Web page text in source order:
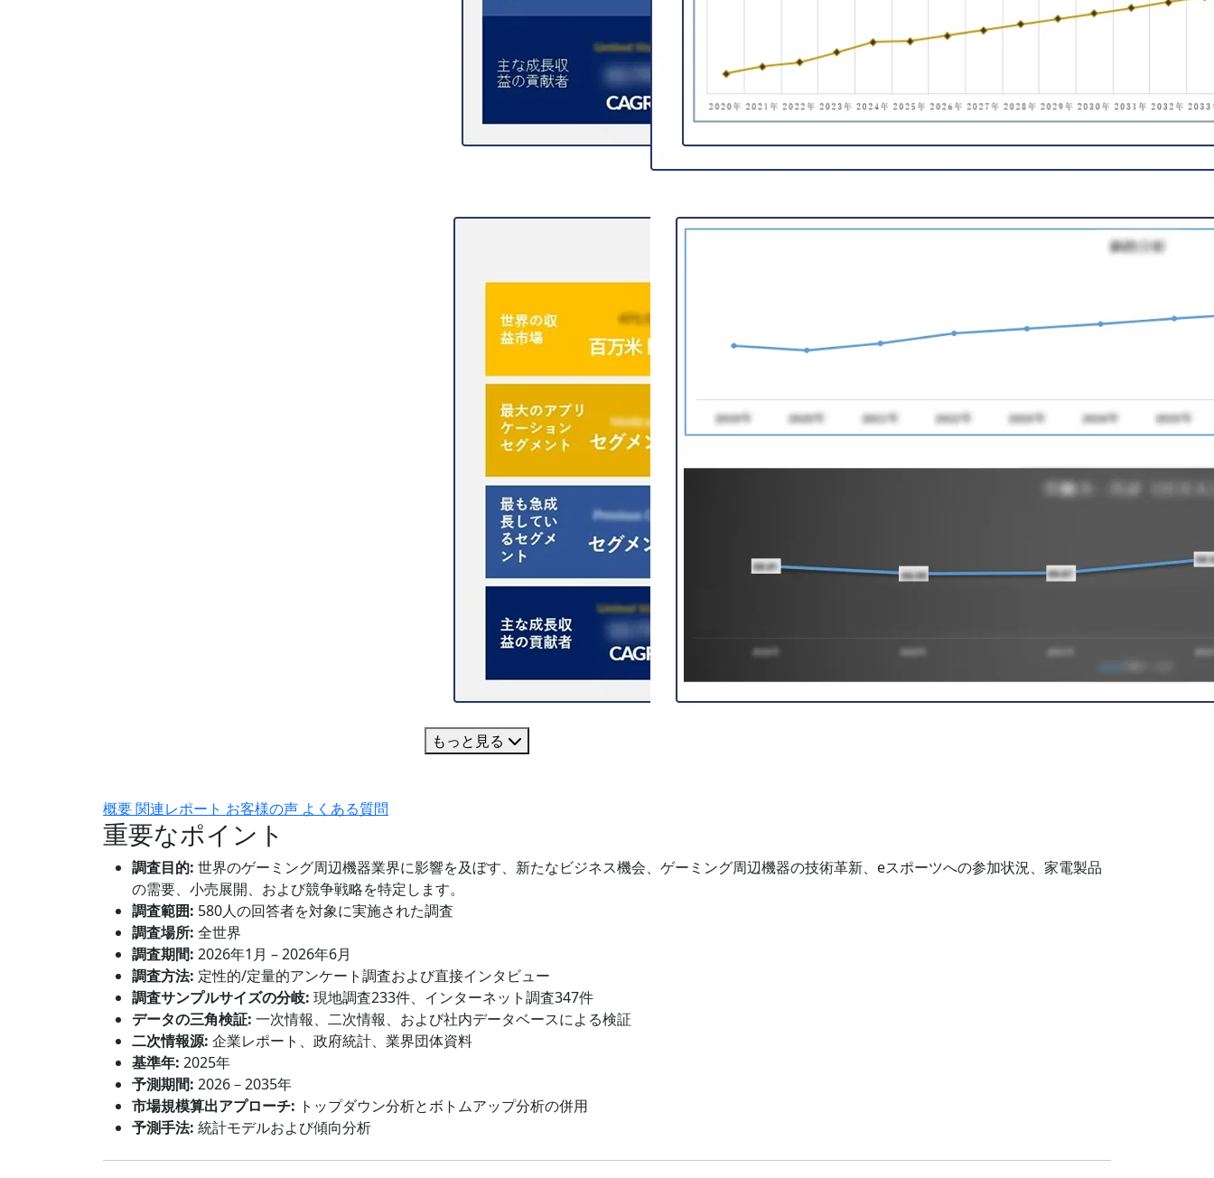
もっと見る
概要関連レポート お客様の声 よくある質問
重要なポイント
調査目的: 世界のゲーミング周辺機器業界に影響を及ぼす、新たなビジネス機会、ゲーミング周辺機器の技術革新、eスポーツへの参加状況、家電製品
の需要、小売展開、および競争戦略を特定します。
調査範囲: 580人の回答者を対象に実施された調査
調査場所: 全世界
調査期間: 2026年1月 – 2026年6月
調査方法: 定性的/定量的アンケート調査および直接インタビュー
調査サンプルサイズの分岐: 現地調査233件、インターネット調査347件
データの三角検証: 一次情報、二次情報、および社内データベースによる検証
二次情報源: 企業レポート、政府統計、業界団体資料
基準年: 2025年
予測期間: 2026－2035年
市場規模算出アプローチ: トップダウン分析とボトムアップ分析の併用
予測手法: 統計モデルおよび傾向分析